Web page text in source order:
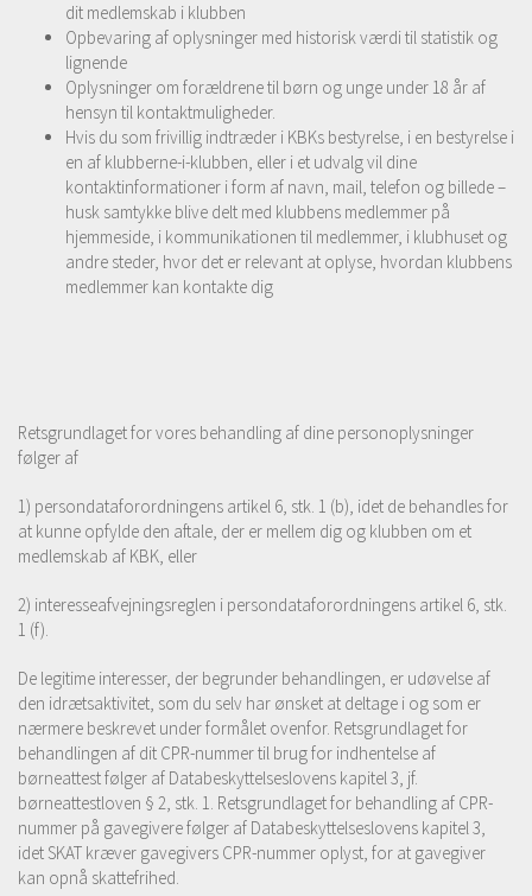
dit medlemskab i klubben
Opbevaring af oplysninger med historisk værdi til statistik og
lignende
Oplysninger om forældrene til børn og unge under 18 år af
hensyn til kontaktmuligheder.
Hvis du som frivillig indtræder i KBKs bestyrelse, i en bestyrelse i
en af klubberne-i-klubben, eller i et udvalg vil dine
kontaktinformationer i form af navn, mail, telefon og billede –
husk samtykke blive delt med klubbens medlemmer på
hjemmeside, i kommunikationen til medlemmer, i klubhuset og
andre steder, hvor det er relevant at oplyse, hvordan klubbens
medlemmer kan kontakte dig
Retsgrundlaget for vores behandling af dine personoplysninger
følger af
1) persondataforordningens artikel 6, stk. 1 (b), idet de behandles for
at kunne opfylde den aftale, der er mellem dig og klubben om et
medlemskab af KBK, eller
2) interesseafvejningsreglen i persondataforordningens artikel 6, stk.
1 (f).
De legitime interesser, der begrunder behandlingen, er udøvelse af
den idrætsaktivitet, som du selv har ønsket at deltage i og som er
nærmere beskrevet under formålet ovenfor. Retsgrundlaget for
behandlingen af dit CPR-nummer til brug for indhentelse af
børneattest følger af Databeskyttelseslovens kapitel 3, jf.
børneattestloven § 2, stk. 1. Retsgrundlaget for behandling af CPR-
nummer på gavegivere følger af Databeskyttelseslovens kapitel 3,
idet SKAT kræver gavegivers CPR-nummer oplyst, for at gavegiver
kan opnå skattefrihed.